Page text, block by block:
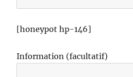
[honeypot hp-146]
Information (facultatif)